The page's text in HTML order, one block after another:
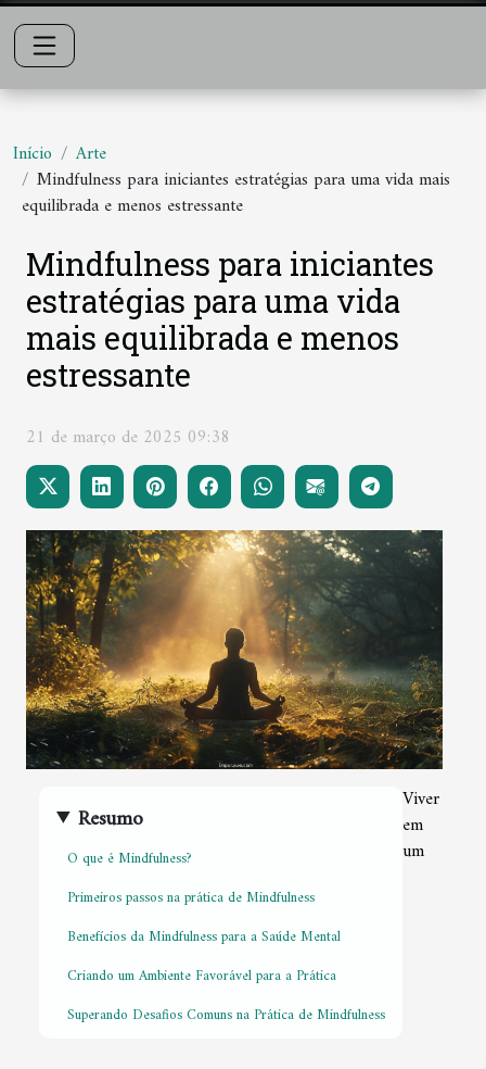
Início
Arte
Mindfulness para iniciantes estratégias para uma vida mais
equilibrada e menos estressante
Mindfulness para iniciantes
estratégias para uma vida
mais equilibrada e menos
estressante
21 de março de 2025 09:38
Resumo
O que é Mindfulness?
Primeiros passos na prática de Mindfulness
Benefícios da Mindfulness para a Saúde Mental
Criando um Ambiente Favorável para a Prática
Superando Desafios Comuns na Prática de Mindfulness
Viver
em
um